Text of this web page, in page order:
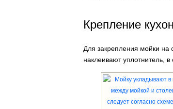
Крепление
Для закрепления мойки на
наклеивают уплотнитель, в